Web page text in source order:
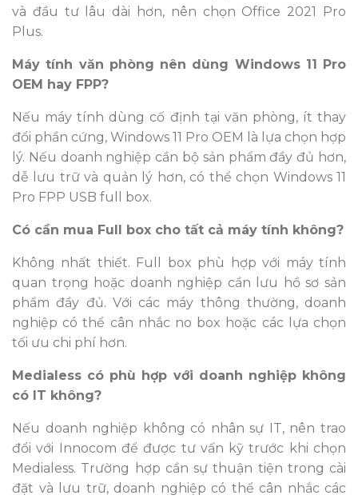
và đầu tư lâu dài hơn, nên chọn Office 2021 Pro
Plus.
Máy tính văn phòng nên dùng Windows 11 Pro
OEM hay FPP?
Nếu máy tính dùng cố định tại văn phòng, ít thay
đổi phần cứng, Windows 11 Pro OEM là lựa chọn hợp
lý. Nếu doanh nghiệp cần bộ sản phẩm đầy đủ hơn,
dễ lưu trữ và quản lý hơn, có thể chọn Windows 11
Pro FPP USB full box.
Có cần mua Full box cho tất cả máy tính không?
Không nhất thiết. Full box phù hợp với máy tính
quan trọng hoặc doanh nghiệp cần lưu hồ sơ sản
phẩm đầy đủ. Với các máy thông thường, doanh
nghiệp có thể cân nhắc no box hoặc các lựa chọn
tối ưu chi phí hơn.
Medialess có phù hợp với doanh nghiệp không
có IT không?
Nếu doanh nghiệp không có nhân sự IT, nên trao
đổi với Innocom để được tư vấn kỹ trước khi chọn
Medialess. Trường hợp cần sự thuận tiện trong cài
đặt và lưu trữ, doanh nghiệp có thể cân nhắc các